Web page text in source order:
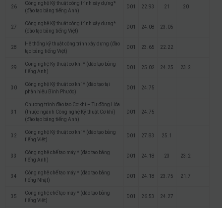
26
Công nghệ Kỹ thuật công trình xây dựng*
(đào tạo bằng tiếng Anh)
D01 22.93 21 20
27
Công nghệ Kỹ thuật công trình xây dựng*
(đào tạo bằng tiếng Việt)
D01 24.08 23.05
28
Hệ thống kỹ thuật công trình xây dựng (đào
tạo bằng tiếng Việt)
D01 23.65 22.22
29
Công nghệ Kỹ thuật cơ khí * (đào tạo bằng
tiếng Anh)
D01 25.02 24.25 23.2
30
Công nghệ Kỹ thuật cơ khí * (đào tạo tại
phân hiệu Bình Phước)
D01 24.75
31
Chương trình đào tạo Cơ khí – Tự động Hóa
(thuộc ngành Công nghệ Kỹ thuật Cơ khí)
(đào tạo bằng tiếng Anh)
D01 24.75
32
Công nghệ Kỹ thuật cơ khí * (đào tạo bằng
tiếng Việt)
D01 27.83 25.1
33
Công nghệ chế tạo máy * (đào tạo bằng
tiếng Anh)
D01 24.18 23 23.2
34
Công nghệ chế tạo máy * (đào tạo bằng
tiếng Nhật)
D01 24.18 23.75 21.7
35
Công nghệ chế tạo máy * (đào tạo bằng
tiếng Việt)
D01 26.53 24.27